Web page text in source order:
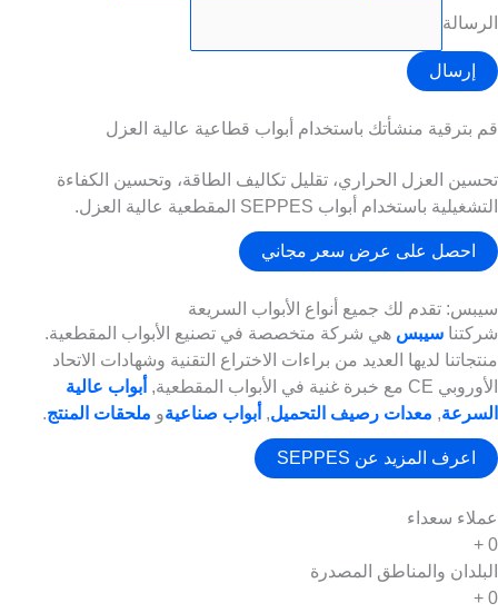
الرسالة
إرسال
قم بترقية منشأتك باستخدام أبواب قطاعية عالية العزل
تحسين العزل الحراري، تقليل تكاليف الطاقة، وتحسين الكفاءة
التشغيلية باستخدام أبواب SEPPES المقطعية عالية العزل.
احصل على عرض سعر مجاني
سيبس: تقدم لك جميع أنواع الأبواب السريعة
شركتنا سيبس هي شركة متخصصة في تصنيع الأبواب المقطعية.
منتجاتنا لديها العديد من براءات الاختراع التقنية وشهادات الاتحاد
الأوروبي CE مع خبرة غنية في الأبواب المقطعية,
أبواب عالية
السرعة, معدات رصيف التحميل, أبواب صناعيةو ملحقات المنتج.
اعرف المزيد عن SEPPES
عملاء سعداء
0
+
البلدان والمناطق المصدرة
0
+